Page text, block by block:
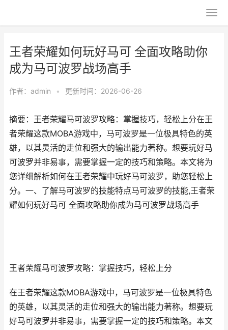
王者荣耀如何玩好马可 全面攻略助你
成为马可波罗战场高手
作者： admin • 更新时间：2026-06-26
摘要：王者荣耀马可波罗攻略：掌握技巧，轻松上分在王
者荣耀这款MOBA游戏中，马可波罗是一位极具特色的英
雄，以其灵活的走位和强大的输出能力著称。想要玩好马
可波罗并非易事，需要掌握一定的技巧和策略。本文将为
您详细解析如何在王者荣耀中玩好马可波罗，助您轻松上
分。一、了解马可波罗的技能特点马可波罗的技能,王者荣
耀如何玩好马可 全面攻略助你成为马可波罗战场高手
王者荣耀马可波罗攻略：掌握技巧，轻松上分
在王者荣耀这款MOBA游戏中，马可波罗是一位极具特色
的英雄，以其灵活的走位和强大的输出能力著称。想要玩
好马可波罗并非易事，需要掌握一定的技巧和策略。本文